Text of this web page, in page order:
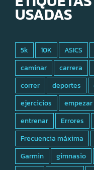
USADAS
5k 10K ASICS
caminar
carrera
correr
deportes
ejercicios
empezar
entrenar
Errores
Frecuencia máxima
Garmin
gimnasio